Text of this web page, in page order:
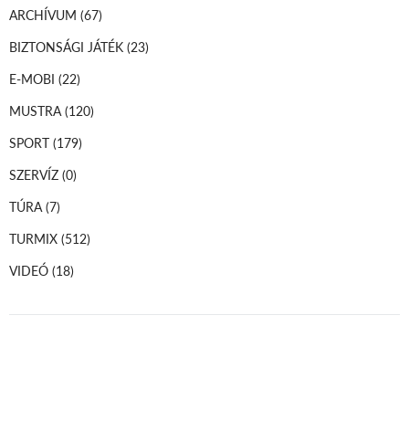
ARCHÍVUM (67)
BIZTONSÁGI JÁTÉK (23)
E-MOBI (22)
MUSTRA(120)
SPORT (179)
SZERVÍZ (0)
TÚRA(7)
TURMIX (512)
VIDEÓ (18)